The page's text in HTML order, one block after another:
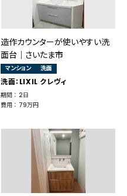
造作カウンターが使いやすい洗
面台｜さいたま市
マンション 洗面
洗面：LIXIL クレヴィ
期間 ： 2日
費用 ： 79万円